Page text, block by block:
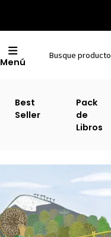
Menú
Best
Seller
Pack
de
Libros